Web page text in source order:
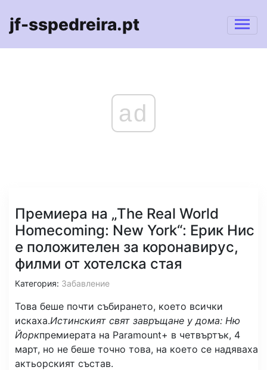
jf-sspedreira.pt
ad
Премиера на „The Real World
Homecoming: New York“: Ерик Нис
е положителен за коронавирус,
филми от хотелска стая
Категория: Забавление
Това беше почти събирането, което всички
искаха.Истинският свят завръщане у дома: Ню
Йоркпремиерата на Paramount+ в четвъртък, 4
март, но не беше точно това, на което се надяваха
актьорският състав.